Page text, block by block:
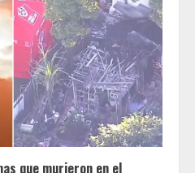
que murieron en el